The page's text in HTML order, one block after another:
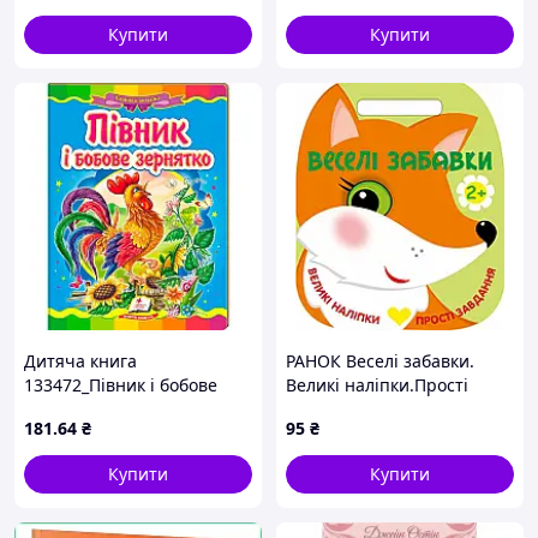
Купити
магії
Купити
Дитяча книга
133472_Півник і бобове
181.64 ₴
Купити
РАНОК Веселі забавки.
Великі наліпки.Прості
95 ₴
Купити